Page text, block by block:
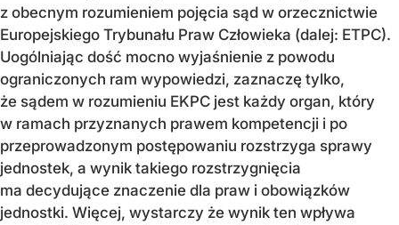
z obecnym rozumieniem pojęcia sąd w orzecznictwie
Europejskiego Trybunału Praw Człowieka (dalej: ETPC).
Uogólniając dość mocno wyjaśnienie z powodu
ograniczonych ram wypowiedzi, zaznaczę tylko,
że sądem w rozumieniu EKPC jest każdy organ, który
w ramach przyznanych prawem kompetencji i po
przeprowadzonym postępowaniu rozstrzyga sprawy
jednostek, a wynik takiego rozstrzygnięcia
ma decydujące znaczenie dla praw i obowiązków
jednostki. Więcej, wystarczy że wynik ten wpływa